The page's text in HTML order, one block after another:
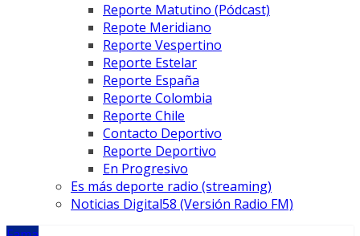
Reporte Matutino (Pódcast)
Repote Meridiano
Reporte Vespertino
Reporte Estelar
Reporte España
Reporte Colombia
Reporte Chile
Contacto Deportivo
Reporte Deportivo
En Progresivo
Es más deporte radio (streaming)
Noticias Digital58 (Versión Radio FM)